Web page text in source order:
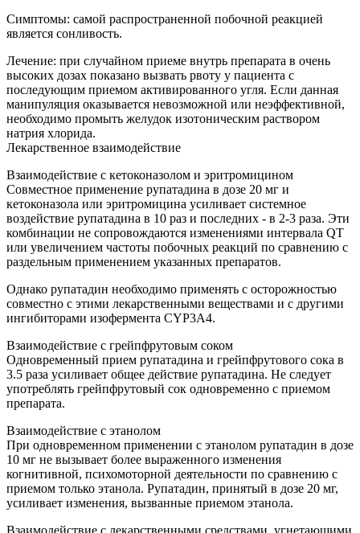
Симптомы: самой распространенной побочной реакцией
является сонливость.
Лечение: при случайном приеме внутрь препарата в очень
высоких дозах показано вызвать рвоту у пациента с
последующим приемом активированного угля. Если данная
манипуляция оказывается невозможной или неэффективной,
необходимо промыть желудок изотоническим раствором
натрия хлорида.
Лекарственное взаимодействие
Взаимодействие с кетоконазолом и эритромицином
Совместное применение рупатадина в дозе 20 мг и
кетоконазола или эритромицина усиливает системное
воздействие рупатадина в 10 раз и последних - в 2-3 раза. Эти
комбинации не сопровождаются изменениями интервала QT
или увеличением частоты побочных реакций по сравнению с
раздельным применением указанных препаратов.
Однако рупатадин необходимо применять с осторожностью
совместно с этими лекарственными веществами и с другими
ингибиторами изофермента CYP3A4.
Взаимодействие с грейпфрутовым соком
Одновременный прием рупатадина и грейпфрутового сока в
3.5 раза усиливает общее действие рупатадина. Не следует
употреблять грейпфрутовый сок одновременно с приемом
препарата.
Взаимодействие с этанолом
При одновременном применении с этанолом рупатадин в дозе
10 мг не вызывает более выраженного изменения
когнитивной, психомоторной деятельности по сравнению с
приемом только этанола. Рупатадин, принятый в дозе 20 мг,
усиливает изменения, вызванные приемом этанола.